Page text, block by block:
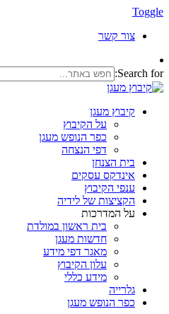
Toggle
צור קשר
Search for:
קיבוץ מעגן
על הקיבוץ
כפר הנופש מעגן
דפי הנצחה
בית הצנחן
אינדקס עסקים
ענפי הקיבוץ
הקציצות של לידיה
על המדרכות
בית ראשון במולדת
חדשות מעגן
מאגר דפי מידע
עלון הקיבוץ
מידע כללי
גלרייה
כפר הנופש מעגן